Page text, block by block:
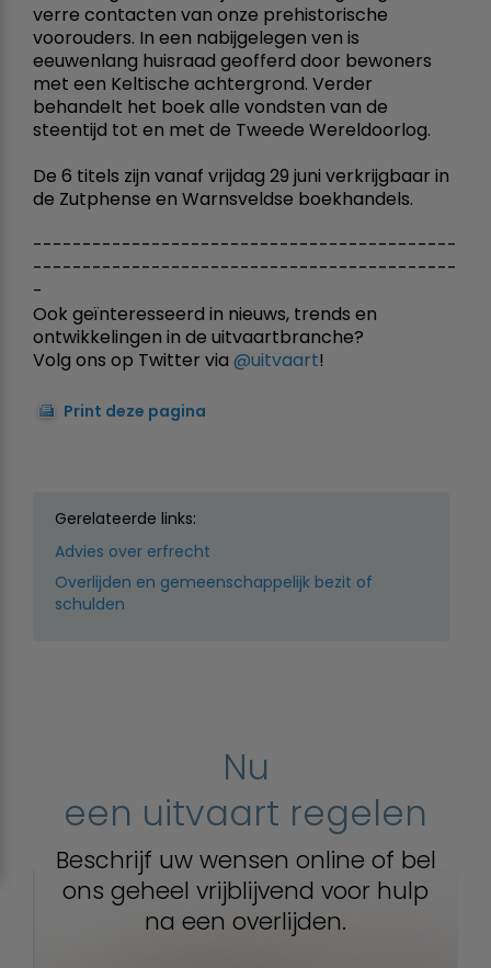
verre contacten van onze prehistorische
voorouders. In een nabijgelegen ven is
eeuwenlang huisraad geofferd door bewoners
met een Keltische achtergrond. Verder
behandelt het boek alle vondsten van de
steentijd tot en met de Tweede Wereldoorlog.
De 6 titels zijn vanaf vrijdag 29 juni verkrijgbaar in
de Zutphense en Warnsveldse boekhandels.
-------------------------------------------
-------------------------------------------
-
Ook geïnteresseerd in nieuws, trends en
ontwikkelingen in de uitvaartbranche?
Volg ons op Twitter via @uitvaart!
Print deze pagina
Gerelateerde links:
Advies over erfrecht
Overlijden en gemeenschappelijk bezit of
schulden
Nu
een uitvaart regelen
Beschrijf uw wensen online of bel
ons geheel vrijblijvend voor hulp
na een overlijden.